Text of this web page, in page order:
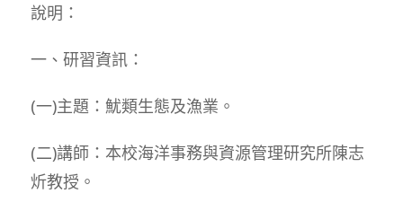
說明：
一、研習資訊：
(一)主題：魷類生態及漁業。
(二)講師：本校海洋事務與資源管理研究所陳志
炘教授。